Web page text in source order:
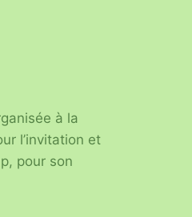
à la
l’invitation et
pour son